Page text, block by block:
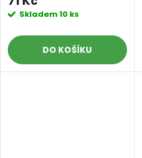
Skladem10 ks
DO KOŠÍKU